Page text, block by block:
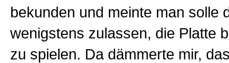
bekunden und meinte man solle
wenigstens zulassen, die Platte
zu spielen. Da dämmerte mir,